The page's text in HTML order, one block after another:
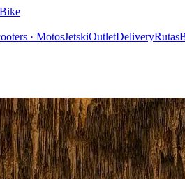
· MotosJetskiOutletDeliveryRutas